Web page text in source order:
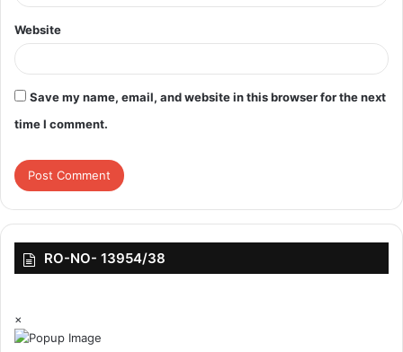
Website
Save my name, email, and website in this browser for the next
time I comment.
RO-NO- 13954/38
×